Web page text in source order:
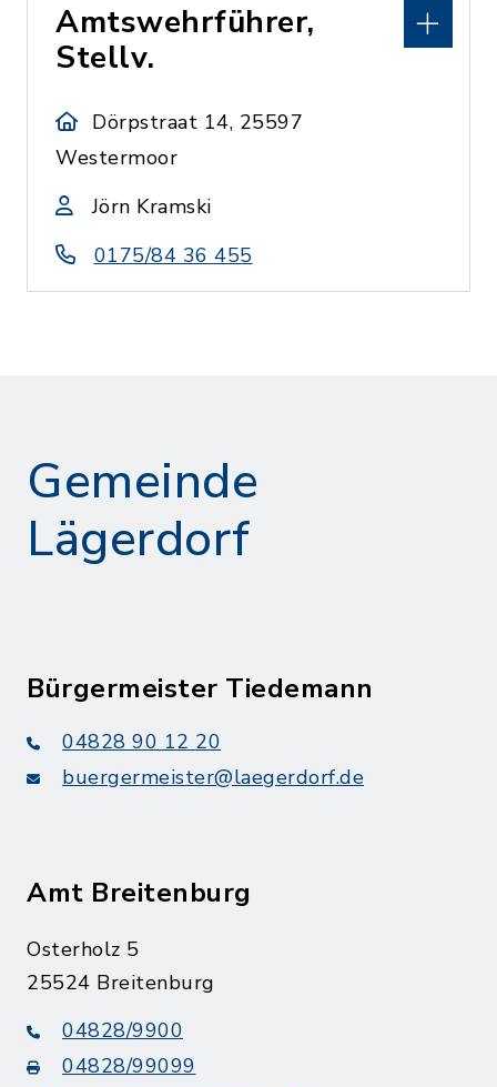
Amtswehrführer,
Stellv.
Dörpstraat 14, 25597
Westermoor
Jörn Kramski
0175/84 36 455
Gemeinde
Lägerdorf
Bürgermeister Tiedemann
04828 90 12 20
buergermeister@laegerdorf.de
Amt Breitenburg
Osterholz 5
25524 Breitenburg
04828/9900
04828/99099